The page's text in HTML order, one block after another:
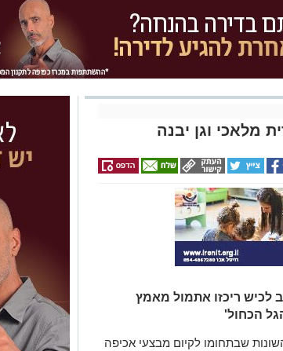
מלאכי וגן יבנה
לכיש ריכזו אתמול מאמץ
הכחול'
שבתחומו לקיום מבצעי אכיפה